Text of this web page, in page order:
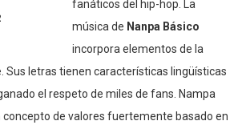
fanáticos del hip-hop. La
música de Nanpa Básico
incorpora elementos de la
Sus letras tienen características lingüísticas
el respeto de miles de fans. Nampa
de valores fuertemente basado en